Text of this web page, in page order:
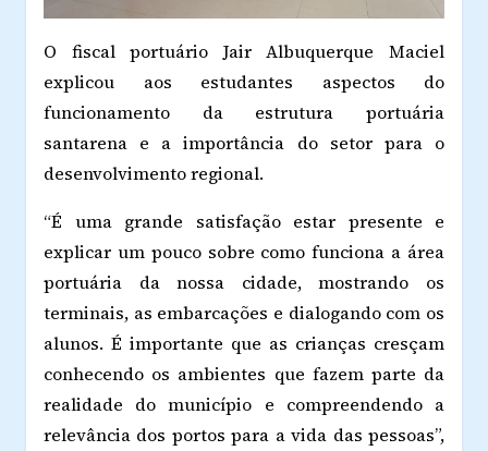
O fiscal portuário Jair Albuquerque Maciel
explicou aos estudantes aspectos do
funcionamento da estrutura portuária
santarena e a importância do setor para o
desenvolvimento regional.
“É uma grande satisfação estar presente e
explicar um pouco sobre como funciona a área
portuária da nossa cidade, mostrando os
terminais, as embarcações e dialogando com os
alunos. É importante que as crianças cresçam
conhecendo os ambientes que fazem parte da
realidade do município e compreendendo a
relevância dos portos para a vida das pessoas”,